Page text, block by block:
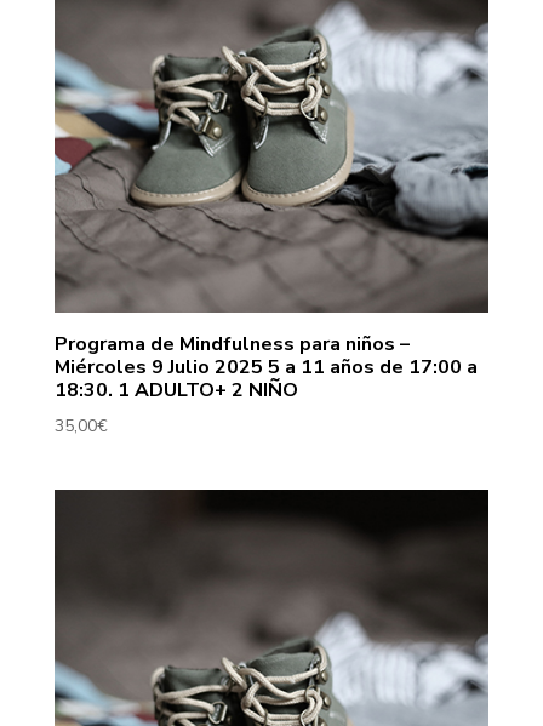
Programa de Mindfulness para niños –
Miércoles 9 Julio 2025 5 a 11 años de 17:00 a
18:30. 1 ADULTO+ 2 NIÑO
35,00€